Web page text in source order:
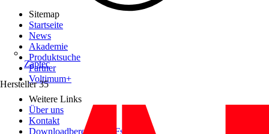
Zaptec
Hersteller 35
Sitemap
Startseite
News
Akademie
Produktsuche
Partner
Voltimum+
Weitere Links
Über uns
Kontakt
Downloadbereich (PDFs)